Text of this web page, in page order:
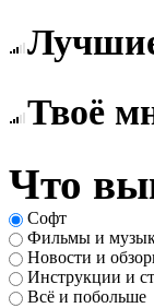
Твоё
Что
Софт
Фильмы и
Новости и
Инструкции и
Всё и побольше